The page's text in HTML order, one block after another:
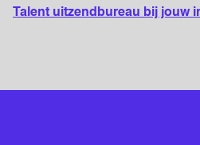
Talent uitzendbureau bij jouw